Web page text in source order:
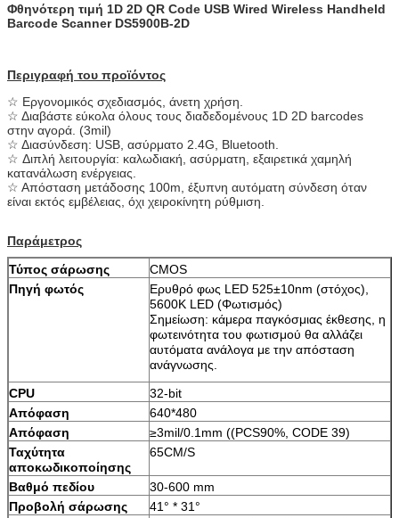
Φθηνότερη τιμή 1D 2D QR Code USB Wired Wireless Handheld
Barcode Scanner DS5900B-2D
Περιγραφή του προϊόντος
☆ Εργονομικός σχεδιασμός, άνετη χρήση.
☆ Διαβάστε εύκολα όλους τους διαδεδομένους 1D 2D barcodes
στην αγορά. (3mil)
☆ Διασύνδεση: USB, ασύρματο 2.4G, Bluetooth.
☆ Διπλή λειτουργία: καλωδιακή, ασύρματη, εξαιρετικά χαμηλή
κατανάλωση ενέργειας.
☆ Απόσταση μετάδοσης 100m, έξυπνη αυτόματη σύνδεση όταν
είναι εκτός εμβέλειας, όχι χειροκίνητη ρύθμιση.
Παράμετρος
Τύπος σάρωσης
CMOS
Πηγή φωτός
Ερυθρό φως LED 525±10nm (στόχος),
5600K LED (Φωτισμός)
Σημείωση: κάμερα παγκόσμιας έκθεσης, η
φωτεινότητα του φωτισμού θα αλλάζει
αυτόματα ανάλογα με την απόσταση
ανάγνωσης.
CPU
32-bit
Απόφαση
640*480
Απόφαση
≥3mil/0.1mm ((PCS90%, CODE 39)
Ταχύτητα
αποκωδικοποίησης
65CM/S
Βαθμό πεδίου
30-600 mm
Προβολή σάρωσης
41° * 31°